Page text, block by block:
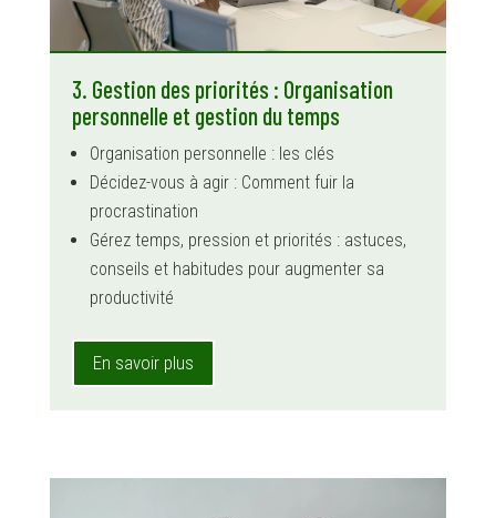
3. Gestion des priorités : Organisation
personnelle et gestion du temps
Organisation personnelle : les clés
Décidez-vous à agir : Comment fuir la
procrastination
Gérez temps, pression et priorités : astuces,
conseils et habitudes pour augmenter sa
productivité
En savoir plus